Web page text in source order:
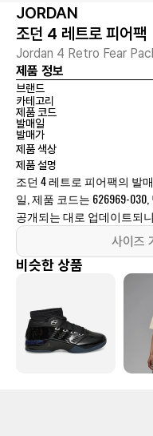
JORDAN
조던 4 레트로 피어팩
Jordan 4 Retro Fear
제품 정보
브랜드
카테고리
제품 코드
발매일
발매가
제품 색상
제품 설명
조던 4 레트로 피어팩의 발
일, 제품 코드는 626969-
공개되는 대로 업데이트되
사이즈
비슷한 상품